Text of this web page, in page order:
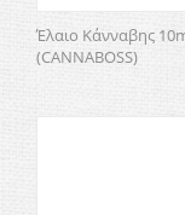
Έλαιο Κάνναβης
(CANNABOSS)